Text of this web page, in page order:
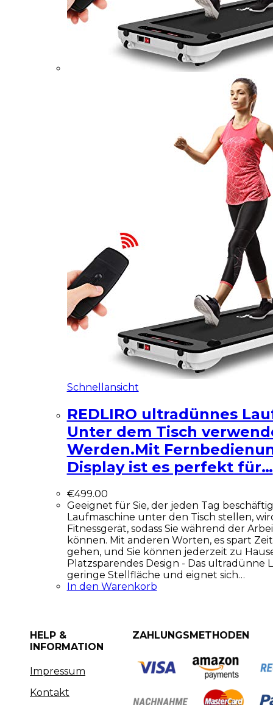
Schnellansicht
REDLIRO ultradünnes
Unter dem Tisch
Werden.Mit
Display ist es perfekt für…
€499.00
Geeignet für Sie, der jeden Tag
Laufmaschine unter den Tisch stellen,
Fitnessgerät, sodass Sie während der
können. Mit anderen Worten, es spart
gehen, und Sie können jederzeit zu
Platzsparendes Design - Das ultradünne
geringe Stellfläche und eignet sich…
In den Warenkorb
HELP &
INFORMATION
Impressum
Kontakt
ZAHLUNGSMETHODEN